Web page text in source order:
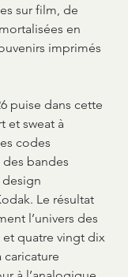
sur film, de
en
imprimés
puise dans cette
et sweat à
codes
bandes
Le résultat
l’univers des
et quatre vingt dix
caricature